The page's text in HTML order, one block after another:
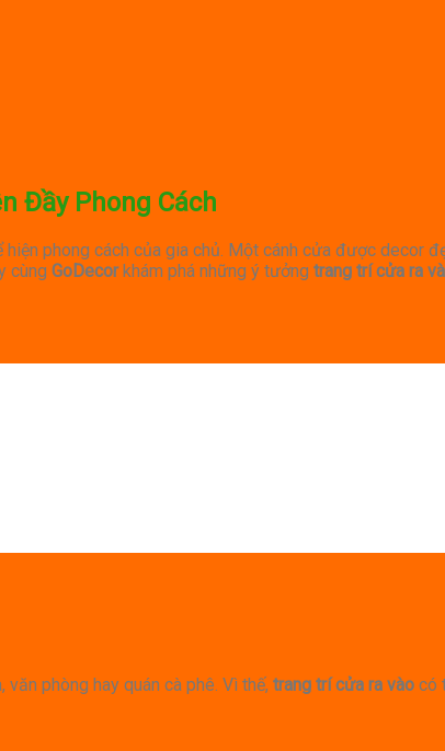
Đầy Phong Cách
phong cách của gia chủ. Một cánh cửa được decor
cùng GoDecorkhám phá những ý tưởng trang trí cửa ra
phòng hay quán cà phê. Vì thế, trang trí cửa ra vào có